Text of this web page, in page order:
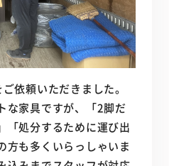
依頼いただきました。
な家具ですが、「2脚だ
「処分するために運び出
方も多くいらっしゃいま